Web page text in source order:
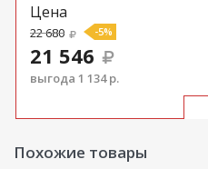
Цена
22 680 -5%
21 546
выгода 1 134 р.
Похожие товары